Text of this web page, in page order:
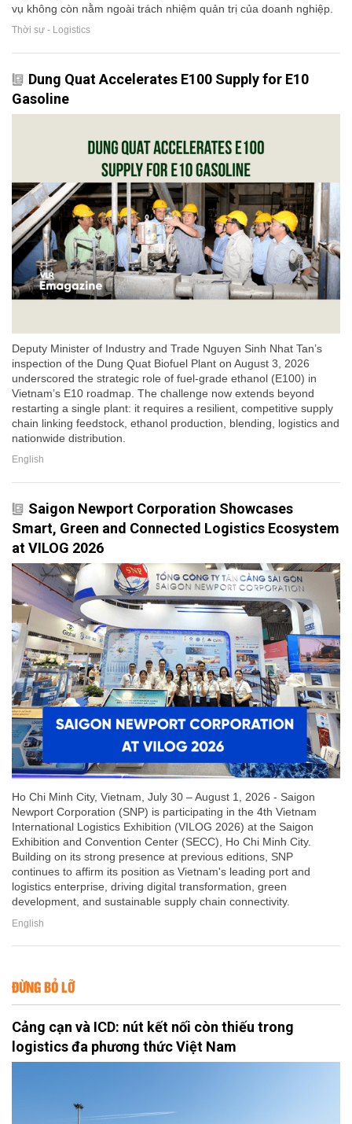
vụ không còn nằm ngoài trách nhiệm quản trị của doanh nghiệp.
Thời sự - Logistics
Dung Quat Accelerates E100 Supply for E10
Gasoline
Deputy Minister of Industry and Trade Nguyen Sinh Nhat Tan’s
inspection of the Dung Quat Biofuel Plant on August 3, 2026
underscored the strategic role of fuel-grade ethanol (E100) in
Vietnam’s E10 roadmap. The challenge now extends beyond
restarting a single plant: it requires a resilient, competitive supply
chain linking feedstock, ethanol production, blending, logistics and
nationwide distribution.
English
Saigon Newport Corporation Showcases
Smart, Green and Connected Logistics Ecosystem
at VILOG 2026
Ho Chi Minh City, Vietnam, July 30 – August 1, 2026 - Saigon
Newport Corporation (SNP) is participating in the 4th Vietnam
International Logistics Exhibition (VILOG 2026) at the Saigon
Exhibition and Convention Center (SECC), Ho Chi Minh City.
Building on its strong presence at previous editions, SNP
continues to affirm its position as Vietnam's leading port and
logistics enterprise, driving digital transformation, green
development, and sustainable supply chain connectivity.
English
ĐỪNG BỎ LỠ
Cảng cạn và ICD: nút kết nối còn thiếu trong
logistics đa phương thức Việt Nam